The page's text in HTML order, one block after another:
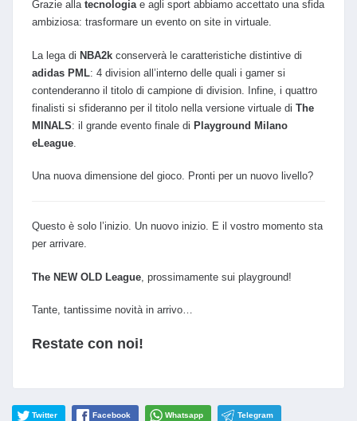
Grazie alla tecnologia e agli sport abbiamo accettato una sfida
ambiziosa: trasformare un evento on site in virtuale.
La lega di NBA2k conserverà le caratteristiche distintive di
adidas PML: 4 division all’interno delle quali i gamer si
contenderanno il titolo di campione di division. Infine, i quattro
finalisti si sfideranno per il titolo nella versione virtuale di The
MINALS: il grande evento finale di Playground Milano
eLeague
Una nuova dimensione del gioco. Pronti per un nuovo livello?
Questo è solo l’inizio. Un nuovo inizio. E il vostro momento sta
per arrivare.
The NEW OLD League , prossimamente sui playground!
Tante, tantissime novità in arrivo…
Restate con noi!
Twitter Facebook Whatsapp Telegram